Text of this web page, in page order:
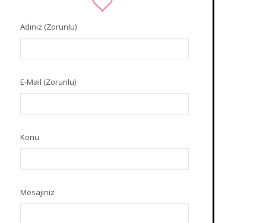
Adınız (Zorunlu)
E-Mail (Zorunlu)
Konu
Mesajınız